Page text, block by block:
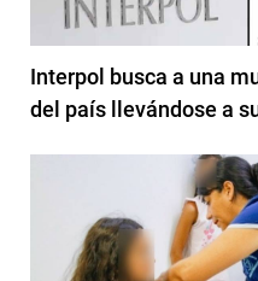
Interpol busca a una
del país llevándose a